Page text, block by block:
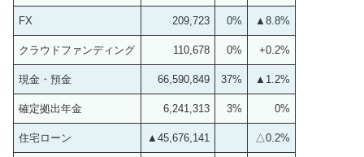
FX 209,723 0% ▲8.8%
クラウドファンディング 110,678 0% +0.2%
現金・預金 66,590,849 37% ▲1.2%
確定拠出年金 6,241,313 3% 0%
住宅ローン ▲45,676,141 △0.2%